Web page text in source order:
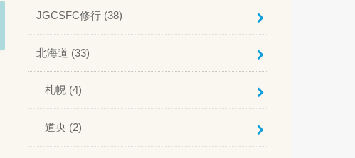
JGCSFC修行 (38)
北海道 (33)
札幌 (4)
道央 (2)